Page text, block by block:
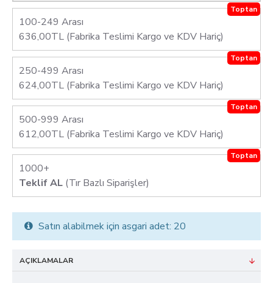
100-249 Arası
636,00TL (Fabrika Teslimi Kargo ve KDV Hariç)
Toptan
250-499 Arası
624,00TL (Fabrika Teslimi Kargo ve KDV Hariç)
Toptan
500-999 Arası
612,00TL (Fabrika Teslimi Kargo ve KDV Hariç)
Toptan
1000+
Teklif AL (Tır Bazlı Siparişler)
Toptan
Satın alabilmek için asgari adet: 20
AÇIKLAMALAR